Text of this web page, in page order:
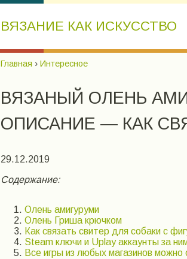
ВЯЗАНИЕ КАК ИСКУССТВО
Главная › Интересное
ВЯЗАНЫЙ ОЛЕНЬ
ОПИСАНИЕ — КАК
29.12.2019
Содержание:
Олень амигуруми
Олень Гриша крючком
Как связать свитер для собаки с
Steam ключи и Uplay аккаунты за
Все игры из любых магазинов